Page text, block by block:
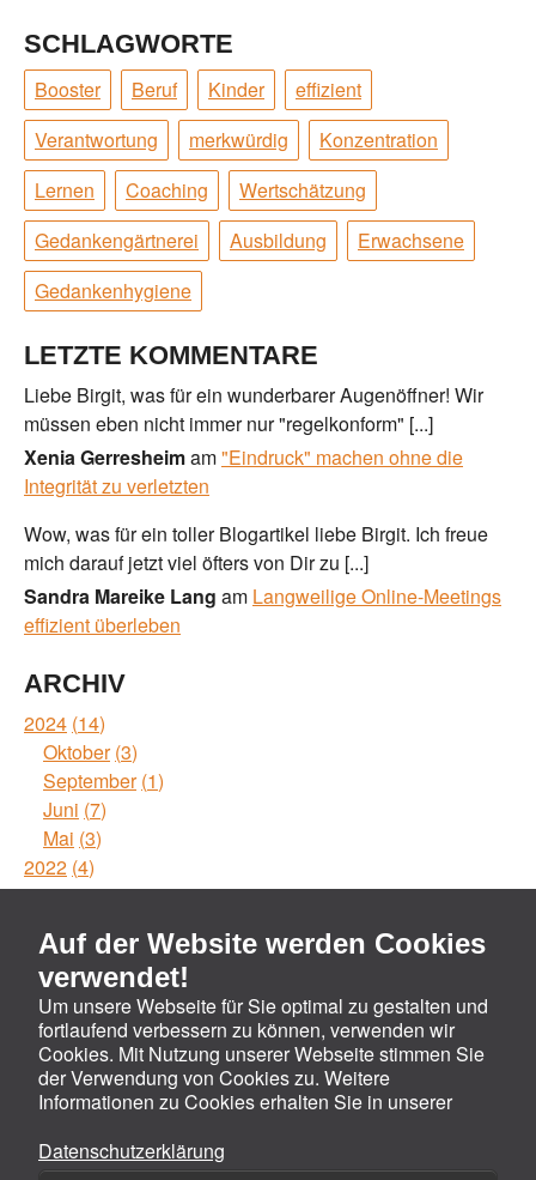
Auf der Website werden Cookies
verwendet!
Um unsere Webseite für Sie optimal zu gestalten und
fortlaufend verbessern zu können, verwenden wir
Cookies. Mit Nutzung unserer Webseite stimmen Sie
der Verwendung von Cookies zu. Weitere
Informationen zu Cookies erhalten Sie in unserer
Datenschutzerklärung
SCHLAGWORTE
Booster Beruf Kinder
effizient
Verantwortung
merkwürdig
Konzentration
Lernen
Coaching
Wertschätzung
Gedankengärtnerei
Ausbildung
Erwachsene
Gedankenhygiene
LETZTE KOMMENTARE
Liebe Birgit, was für ein wunderbarer Augenöffner! Wir
müssen eben nicht immer nur "regelkonform" [...]
Xenia Gerresheimam"Eindruck" machen ohne die
Integrität zu verletzten
Wow, was für ein toller Blogartikel liebe Birgit. Ich freue
mich darauf jetzt viel öfters von Dir zu [...]
Sandra Mareike Lang am Langweilige Online-Meetings
effizient überleben
ARCHIV
2024 14
Oktober 3
September 1
Juni 7
Mai 3
2022 4
Mai 1
Januar 2
RSS-FEEDS
Recent posts
Birgit Widmann-Rebay v. Ehrenwiesen · Breite Eiche 4 ·